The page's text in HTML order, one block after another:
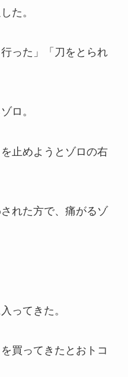
た。
った」「刀をとられ
ロ。
止めようとゾロの右
れた方で、痛がるゾ
ってきた。
買ってきたとおトコ